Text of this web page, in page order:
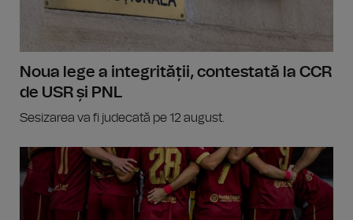
Noua lege a integrității, contestată la CCR
de USR și PNL
Sesizarea va fi judecată pe 12 august.